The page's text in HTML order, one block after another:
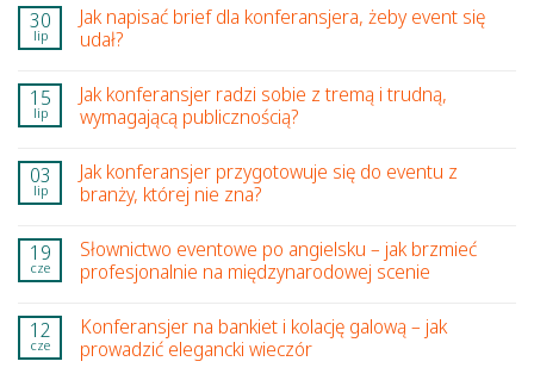
30
lip
Jak napisać brief dla konferansjera, żeby event się
udał?
15
lip
Jak konferansjer radzi sobie z tremą i trudną,
wymagającą publicznością?
03
lip
Jak konferansjer przygotowuje się do eventu z
branży, której nie zna?
19
cze
Słownictwo eventowe po angielsku – jak brzmieć
profesjonalnie na międzynarodowej scenie
12
cze
Konferansjer na bankiet i kolację galową – jak
prowadzić elegancki wieczór